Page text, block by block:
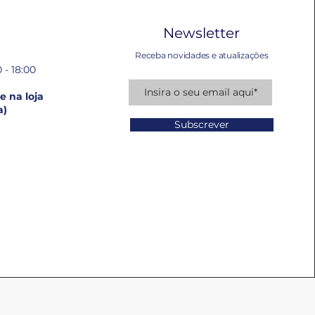
18:00
na loja
Newsletter
Receba novidades e atualizações
Subscrever